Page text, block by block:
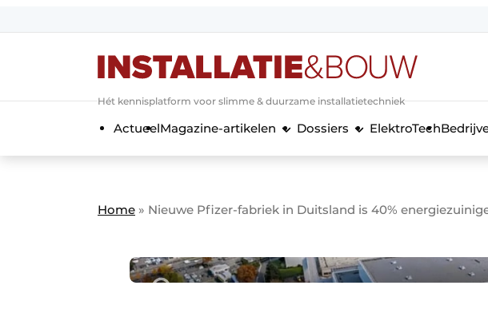
Algemene voorwaarden
Banner overzicht
BedrijvenAanmeldenBedankt voor de aanmelding
Bedrijven
Evenement aanmelden
Meest gelezen
Hét kennisplatform voor slimme & duurzame installatietechniek
ActueelMagazine-artikelen Dossiers ElektroTech
Home » Nieuwe Pfizer-fabriek in Duitsland is 40%